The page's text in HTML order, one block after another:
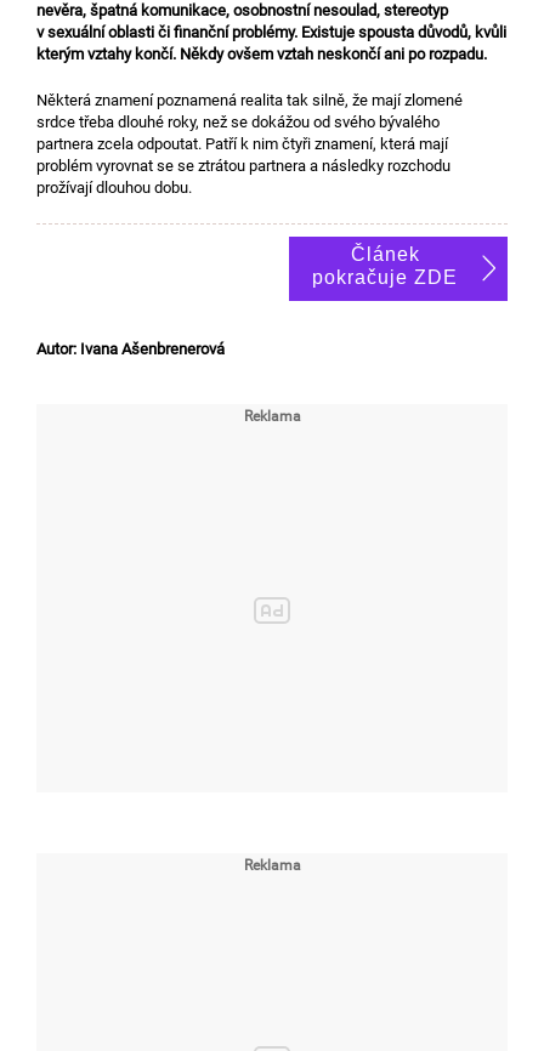
nevěra, špatná komunikace, osobnostní nesoulad, stereotyp
v sexuální oblasti či finanční problémy. Existuje spousta důvodů, kvůli
kterým vztahy končí. Někdy ovšem vztah neskončí ani po rozpadu.
Některá znamení poznamená realita tak silně, že mají zlomené
srdce třeba dlouhé roky, než se dokážou od svého bývalého
partnera zcela odpoutat. Patří k nim čtyři znamení, která mají
problém vyrovnat se se ztrátou partnera a následky rozchodu
prožívají dlouhou dobu.
Článek
pokračuje ZDE
Autor: Ivana Ašenbrenerová